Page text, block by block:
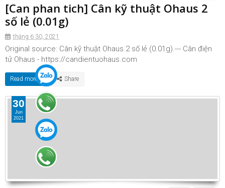
[Can phan tich] Cân kỹ thuật Ohaus 2
số lẻ (0.01g)
tháng 6 30, 2021
Original source: Cân kỹ thuật Ohaus 2 số lẻ (0.01g).--- Cân điện
tử Ohaus - https://candientuohaus.com
Read more »
30
Jun
2021